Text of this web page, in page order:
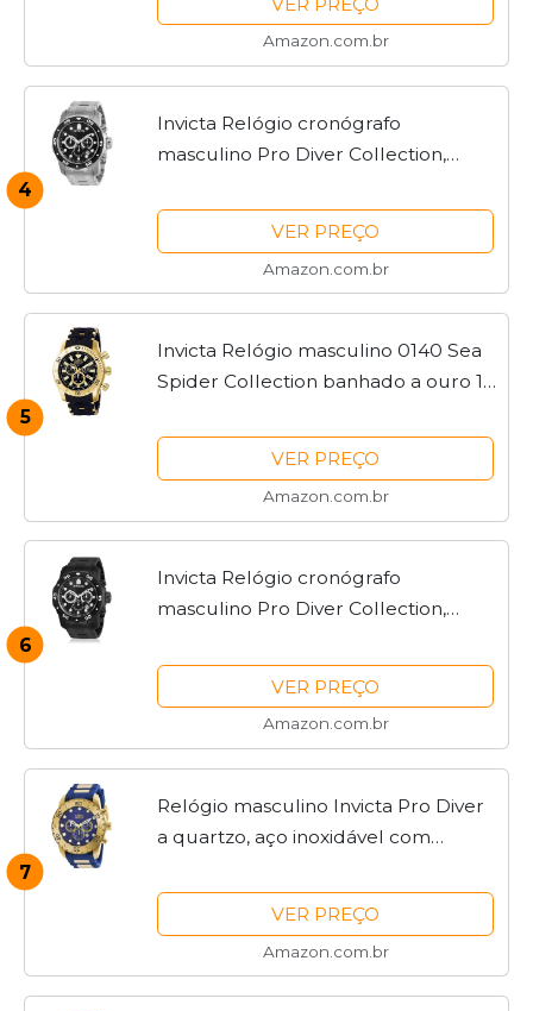
Amazon.com.br
4
Invicta Relógio cronógrafo
masculino Pro Diver Collection,
VER PREÇO
Amazon.com.br
5
Invicta Relógio masculino 0140 Sea
Spider Collection banhado a ouro 18
inoxidável, Movimento de quartzo
VER PREÇO
Amazon.com.br
6
Invicta Relógio cronógrafo
masculino Pro Diver Collection,
cronógrafo, movimento de quartzo
VER PREÇO
Amazon.com.br
7
Relógio masculino Invicta Pro Diver
a quartzo, aço inoxidável com
(modelo: 20280)
VER PREÇO
Amazon.com.br